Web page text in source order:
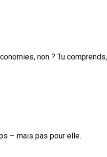
non ? Tu
– mais pas pour elle.